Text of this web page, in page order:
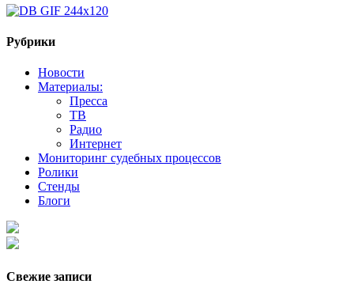
Рубрики
Новости
Материалы:
Пресса
ТВ
Радио
Интернет
Мониторинг судебных процессов
Ролики
Стенды
Блоги
Свежие записи